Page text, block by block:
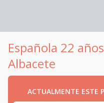
Española 22
Albacete
ACTUALMENTE ESTE